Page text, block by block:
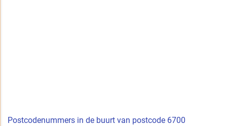
Postcodenummers in de buurt van postcode 6700